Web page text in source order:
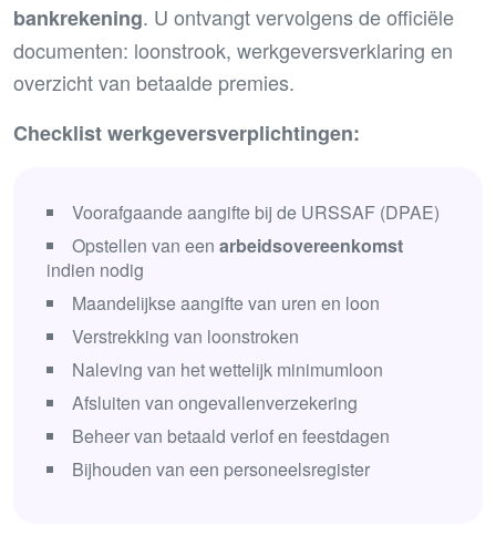
bankrekening. U ontvangt vervolgens de officiële
documenten: loonstrook, werkgeversverklaring en
overzicht van betaalde premies.
Checklist werkgeversverplichtingen:
Voorafgaande aangifte bij de URSSAF (DPAE)
Opstellen van een arbeidsovereenkomst
indien nodig
Maandelijkse aangifte van uren en loon
Verstrekking van loonstroken
Naleving van het wettelijk minimumloon
Afsluiten van ongevallenverzekering
Beheer van betaald verlof en feestdagen
Bijhouden van een personeelsregister